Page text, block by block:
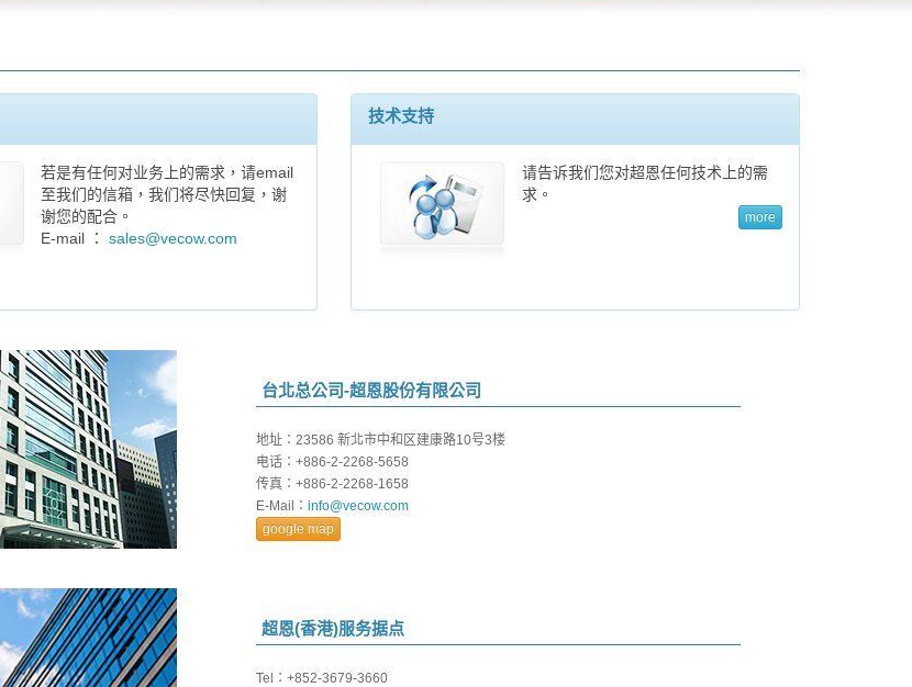
若是有任何对业务上的需求，请email
至我们的信箱，我们将尽快回复，谢
谢您的配合。
E-mail ： sales@vecow.com
技术支持
请告诉我们您对超恩任何技术上的需
求。
more
台北总公司-超恩股份有限公司
地址：23586 新北市中和区建康路10号3楼
电话：+886-2-2268-5658
传真：+886-2-2268-1658
E-Mail： info@vecow.com
google map
超恩(香港)服务据点
Tel：+852-3679-3660